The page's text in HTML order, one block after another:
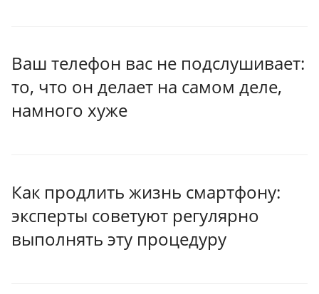
Ваш телефон вас не подслушивает:
то, что он делает на самом деле,
намного хуже
Как продлить жизнь смартфону:
эксперты советуют регулярно
выполнять эту процедуру